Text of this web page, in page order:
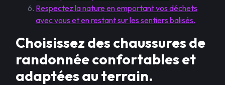
Respectez la nature en emportant vos déchets
avec vous et en restant sur les sentiers balisés.
Choisissez des chaussures de
randonnée confortables et
adaptées au terrain.